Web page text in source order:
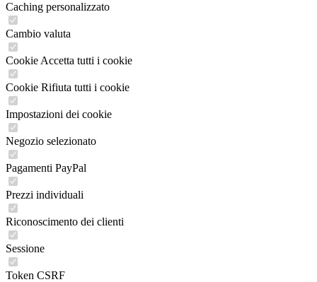
Caching personalizzato
Cambio valuta
Cookie Accetta tutti i cookie
Cookie Rifiuta tutti i cookie
Impostazioni dei cookie
Negozio selezionato
Pagamenti PayPal
Prezzi individuali
Riconoscimento dei clienti
Sessione
Token CSRF